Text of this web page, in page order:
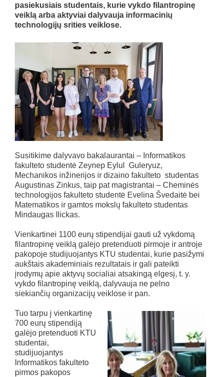
pasiekusiais studentais, kurie vykdo filantropinę
veiklą arba aktyviai dalyvauja informacinių
technologijų srities veiklose.
Susitikime dalyvavo bakalaurantai – Informatikos
fakulteto studentė Zeynep Eylul Guleryuz,
Mechanikos inžinerijos ir dizaino fakulteto studentas
Augustinas Zinkus, taip pat magistrantai – Cheminės
technologijos fakulteto studentė Evelina Švedaitė bei
Matematikos ir gamtos mokslų fakulteto studentas
Mindaugas Ilickas.
Vienkartinei 1100 eurų stipendijai gauti už vykdomą
filantropinę veiklą galėjo pretenduoti pirmoje ir antroje
pakopoje studijuojantys KTU studentai, kurie pasižymi
aukštais akademiniais rezultatais ir gali pateikti
įrodymų apie aktyvų socialiai atsakingą elgesį, t. y.
vykdo filantropinę veiklą, dalyvauja ne pelno
siekiančių organizacijų veiklose ir pan.
Tuo tarpu į vienkartinę
700 eurų stipendiją
galėjo pretenduoti KTU
studentai,
studijuojantys
Informatikos fakulteto
pirmos pakopos